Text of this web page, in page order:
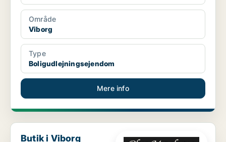
Område
Viborg
Type
Boligudlejningsejendom
Mere info
Butik i Viborg
Butik i Viborg